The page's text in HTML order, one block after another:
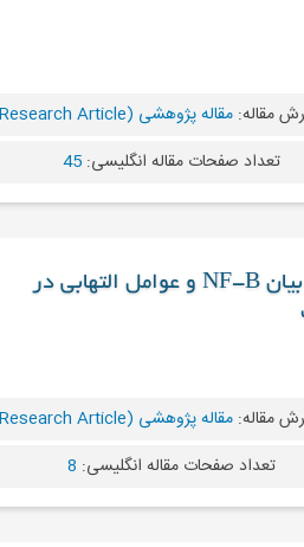
مقاله: مقاله پژوهشی (Research Article)
تعداد صفحات مقاله انگلیسی:45
دانلود مقاله تاثیر ورزش هوازی بر آسیب میوکارد، بیان NF-B و عوامل التهابی در
مقاله: مقاله پژوهشی (Research Article)
تعداد صفحات مقاله انگلیسی: 8